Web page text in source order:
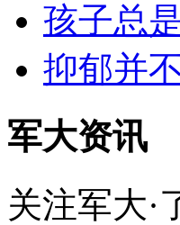
孩子总
抑郁并
军大资讯
关注军大·